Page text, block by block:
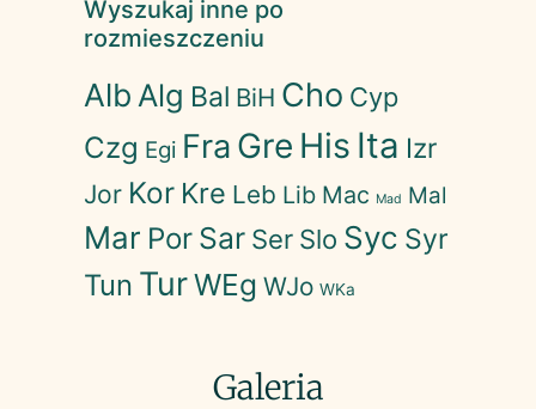
Wyszukaj inne po
rozmieszczeniu
Alb Alg Bal BiH Cho Cyp
Czg Egi Fra Gre His Ita Izr
Jor Kor Kre Leb Lib Mac Mad Mal
Mar Por Sar Ser Slo Syc Syr
Tun TurWEg WJo WKa
Galeria